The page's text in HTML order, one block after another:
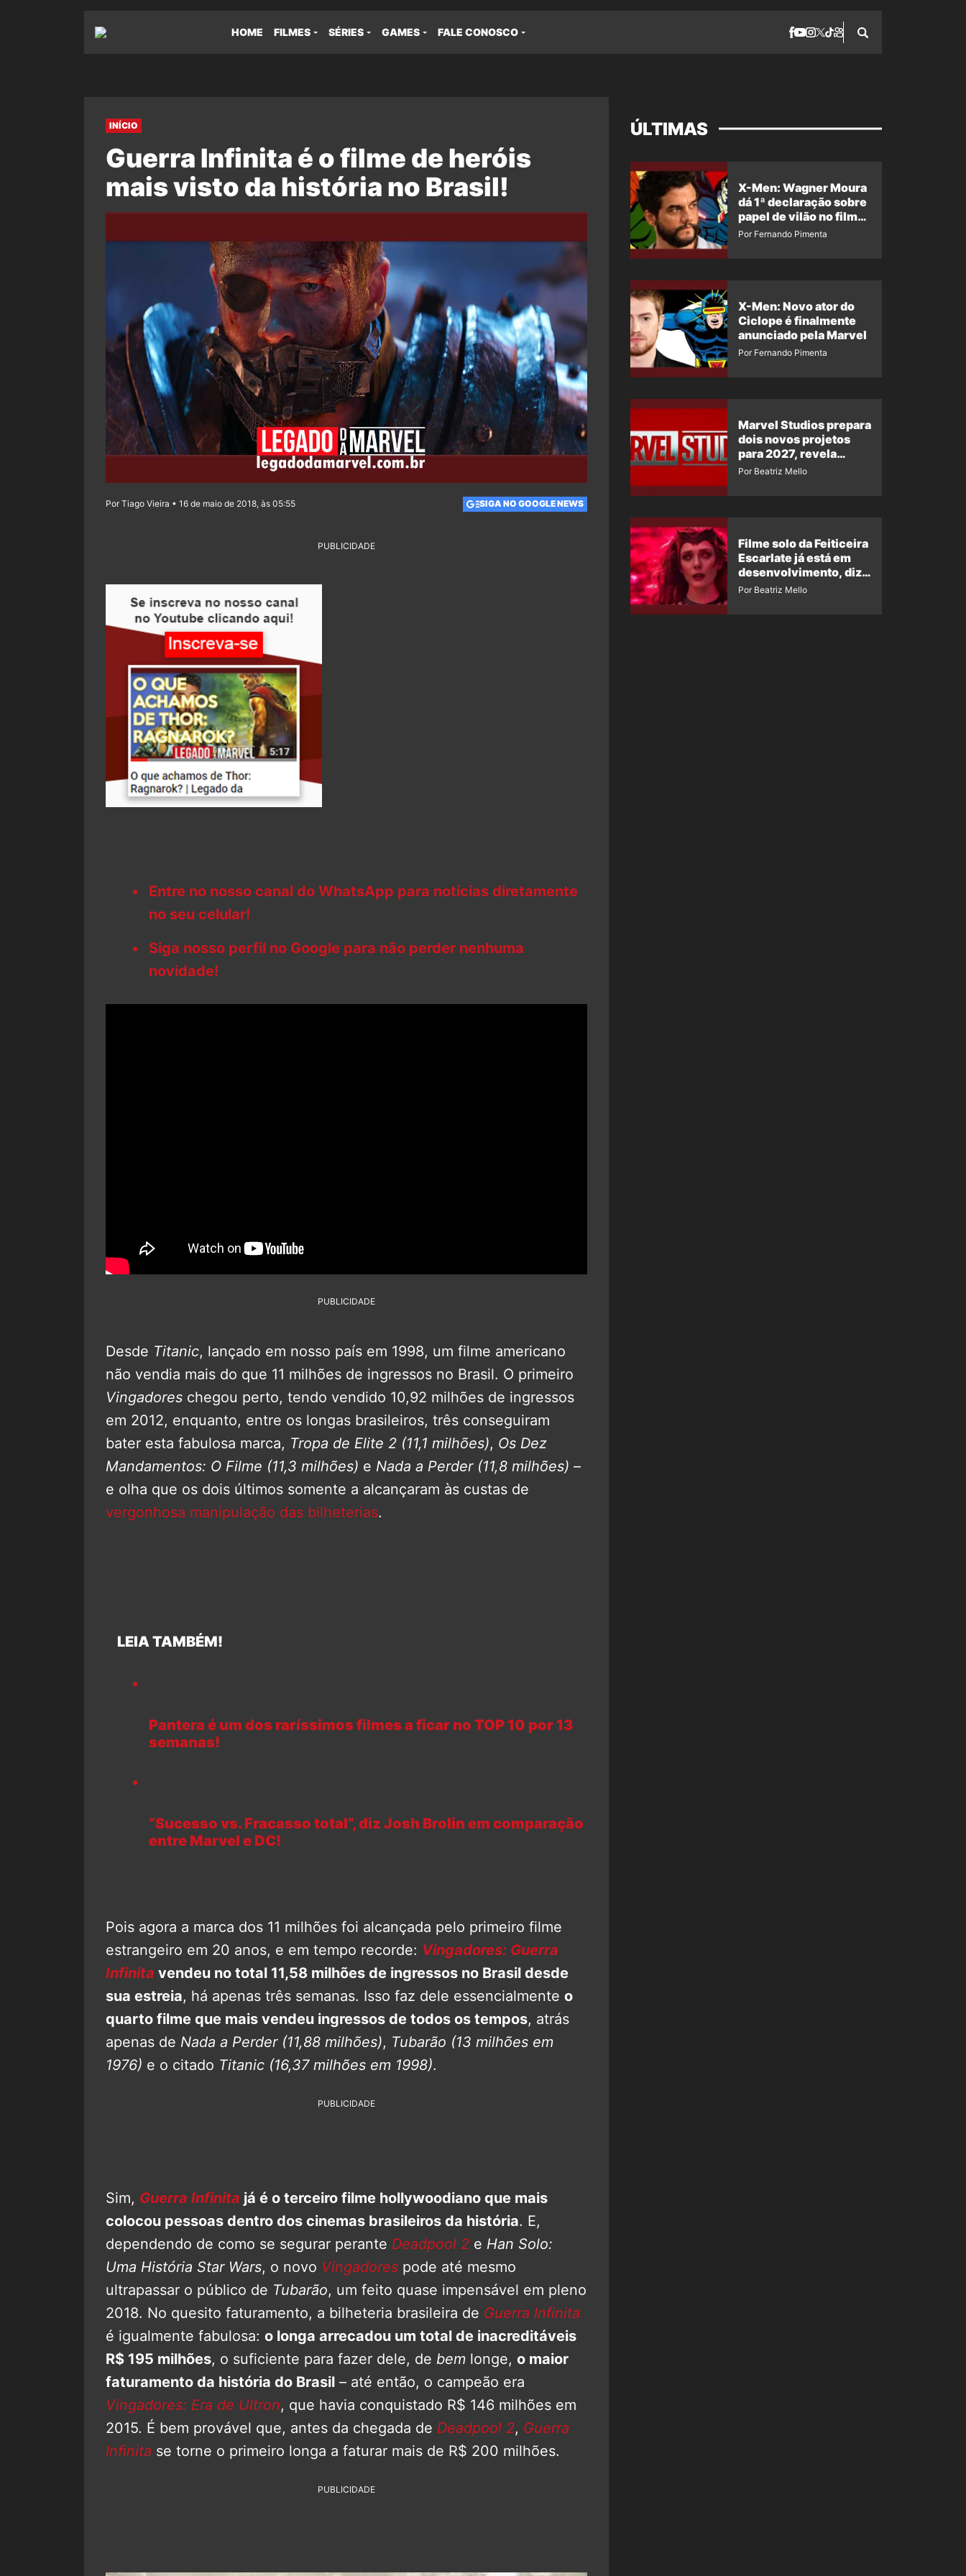
HOME FILMES SÉRIES GAMES FALE CONOSCO
INÍCIO
Guerra Infinita é o filme de heróis
mais visto da história no Brasil!
Por Tiago Vieira • 16 de maio de 2018, às 05:55 SIGA NO GOOGLE NEWS
PUBLICIDADE
Entre no nosso canal do WhatsApp para notícias diretamente
no seu celular!
Siga nosso perfil no Google para não perder nenhuma
novidade!
PUBLICIDADE
Desde Titanic, lançado em nosso país em 1998, um filme americano
não vendia mais do que 11 milhões de ingressos no Brasil. O primeiro
Vingadores chegou perto, tendo vendido 10,92 milhões de ingressos
em 2012, enquanto, entre os longas brasileiros, três conseguiram
bater esta fabulosa marca, Tropa de Elite 2 (11,1 milhões), Os Dez
Mandamentos: O Filme (11,3 milhões) e Nada a Perder (11,8 milhões) –
e olha que os dois últimos somente a alcançaram às custas de
vergonhosa manipulação das bilheterias.
LEIA TAMBÉM!
Pantera é um dos raríssimos filmes a ficar no TOP 10 por 13
semanas!
“Sucesso vs. Fracasso total”, diz Josh Brolin em comparação
entre Marvel e DC!
Pois agora a marca dos 11 milhões foi alcançada pelo primeiro filme
estrangeiro em 20 anos, e em tempo recorde: Vingadores: Guerra
Infinita vendeu no total 11,58 milhões de ingressos no Brasil desde
sua estreia, há apenas três semanas. Isso faz dele essencialmente o
quarto filme que mais vendeu ingressos de todos os tempos, atrás
apenas de Nada a Perder (11,88 milhões), Tubarão (13 milhões em
1976) e o citado Titanic (16,37 milhões em 1998).
PUBLICIDADE
Sim, Guerra Infinita já é o terceiro filme hollywoodiano que mais
colocou pessoas dentro dos cinemas brasileiros da história. E,
dependendo de como se segurar perante Deadpool 2 e Han Solo:
Uma História Star Wars, o novo Vingadores pode até mesmo
ultrapassar o público de Tubarão, um feito quase impensável em pleno
2018. No quesito faturamento, a bilheteria brasileira de Guerra Infinita
é igualmente fabulosa: o longa arrecadou um total de inacreditáveis
R$ 195 milhões, o suficiente para fazer dele, de bem longe, o maior
faturamento da história do Brasil – até então, o campeão era
Vingadores: Era de Ultron, que havia conquistado R$ 146 milhões em
2015. É bem provável que, antes da chegada de Deadpool 2, Guerra
Infinita se torne o primeiro longa a faturar mais de R$ 200 milhões.
PUBLICIDADE
ÚLTIMAS
X-Men: Wagner Moura
dá 1ª declaração sobre
papel de vilão no filme
da Marvel
Por Fernando Pimenta
X-Men: Novo ator do
Ciclope é finalmente
anunciado pela Marvel
Por Fernando Pimenta
Marvel Studios prepara
dois novos projetos
para 2027, revela
insider
Por Beatriz Mello
Filme solo da Feiticeira
Escarlate já está em
desenvolvimento, diz
insider
Por Beatriz Mello